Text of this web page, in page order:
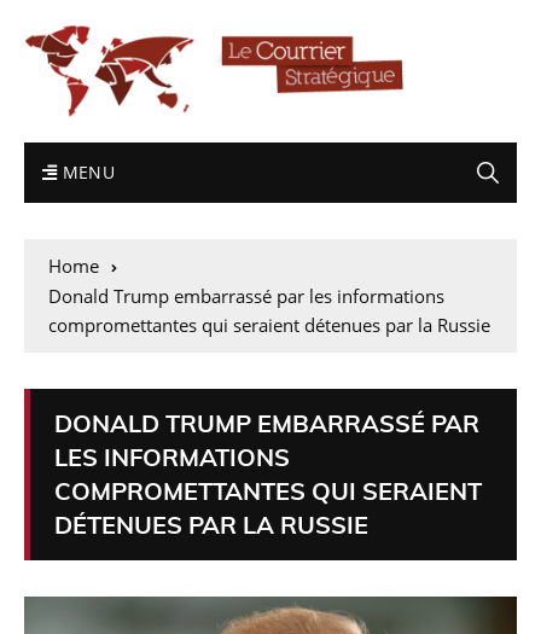
MENU
Home
Donald Trump embarrassé par les informations
compromettantes qui seraient détenues par la Russie
DONALD TRUMP EMBARRASSÉ PAR
LES INFORMATIONS
COMPROMETTANTES QUI SERAIENT
DÉTENUES PAR LA RUSSIE